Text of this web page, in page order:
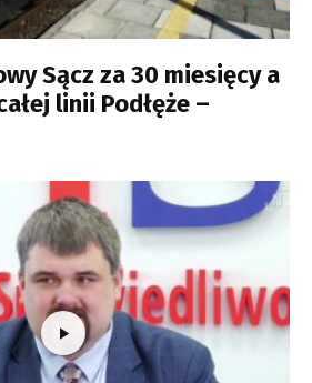
Sącz za 30 miesięcy a
linii Podłęże –